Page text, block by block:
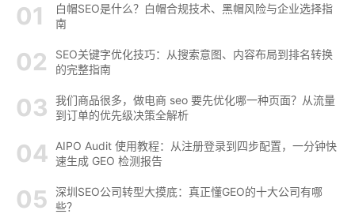
白帽SEO是什么？白帽合规技术、黑帽风险与企业选择指
南
SEO关键字优化技巧：从搜索意图、内容布局到排名转换
的完整指南
我们商品很多，做电商 seo 要先优化哪一种页面？从流量
到订单的优先级决策全解析
AIPO Audit 使用教程：从注册登录到四步配置，一分钟快
速生成 GEO 检测报告
深圳SEO公司转型大摸底：真正懂GEO的十大公司有哪
些？